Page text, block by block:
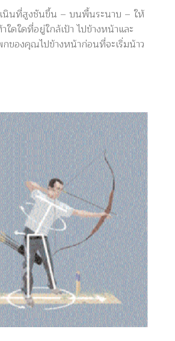
นินที่สูงชันขึ้น – บนพื้นระนาบ – ให้
ใดใดที่อยู่ใกล้เป้า ไปข้างหน้าและ
ของคุณไปข้างหน้าก่อนที่จะเริ่มน้าว